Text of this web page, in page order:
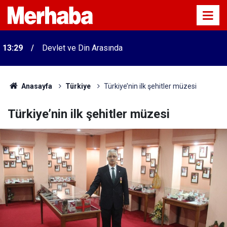
13:29 Devlet ve Din Arasında
Anasayfa Türkiye Türkiye’nin ilk şehitler müzesi
Türkiye’nin ilk şehitler müzesi